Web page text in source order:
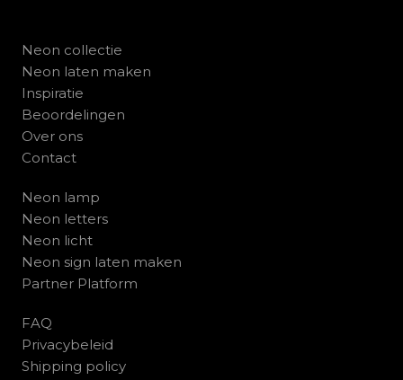
Neon collectie
Neon laten maken
Inspiratie
Beoordelingen
Over ons
Contact
Neon lamp
Neon letters
Neon licht
Neon sign laten maken
Partner Platform
FAQ
Privacybeleid
Shipping policy